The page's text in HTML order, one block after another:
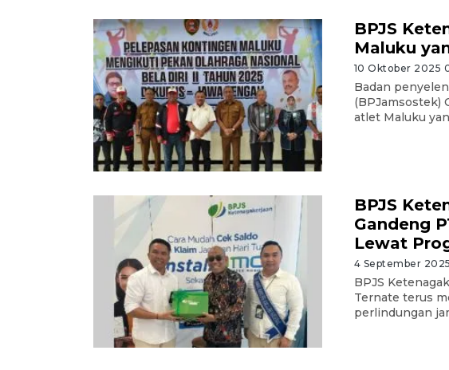
BPJS
Maluku
10 Oktober 2025
Badan
(BPJamsostek)
atlet Maluku
BPJS
Gandeng
Lewat
4 September
BPJS
Ternate terus
perlindungan